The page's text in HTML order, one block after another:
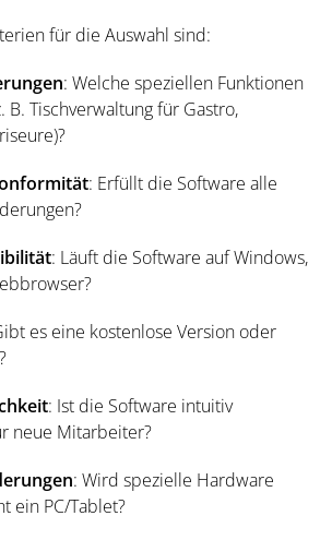
für die Auswahl sind:
: Welche speziellen Funktionen
Tischverwaltung für Gastro,
: Erfüllt die Software alle
: Läuft die Software auf Windows,
es eine kostenlose Version oder
: Ist die Software intuitiv
neue Mitarbeiter?
: Wird spezielle Hardware
ein PC/Tablet?